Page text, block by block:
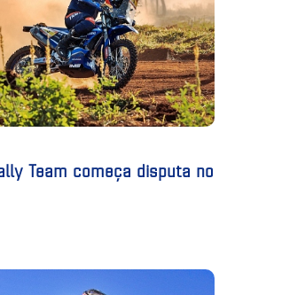
Team começa disputa no